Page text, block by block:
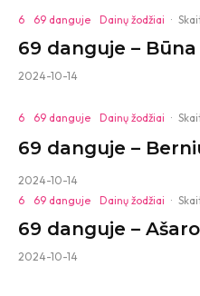
6 69 danguje Dainų žodžiai ·
69 danguje – Būna
2024-10-14
6 69 danguje Dainų žodžiai ·
69 danguje –
2024-10-14
6
69 danguje Dainų žodžiai ·
69 danguje –
2024-10-14